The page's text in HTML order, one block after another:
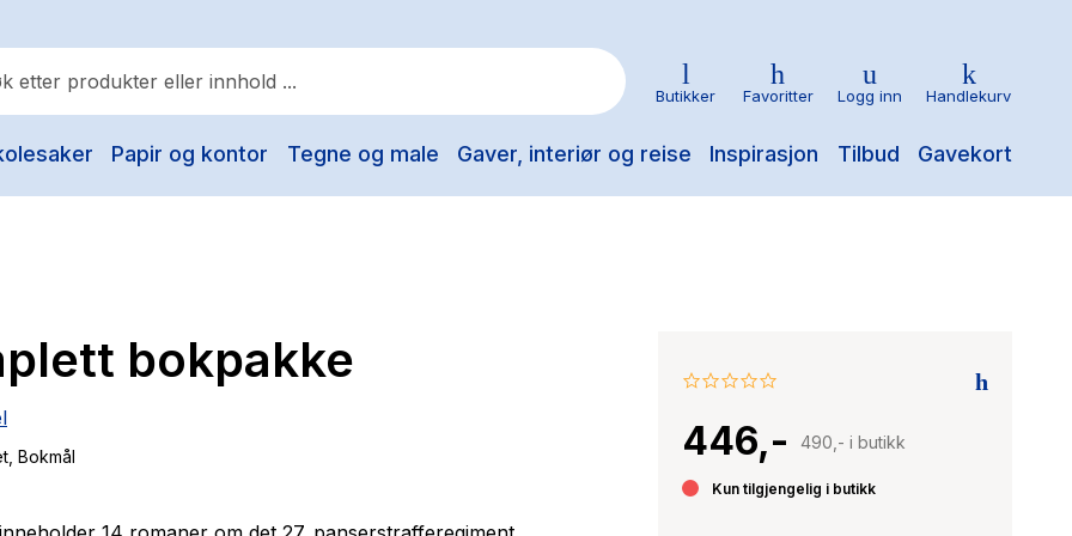
Papir og kontor Tegne og male Gaver, interiør og reise Inspirasjon Tilbud Gavekort
søk
Strout
Housemaid
Butikker Favoritter Logg inn Handlekurv
bokpakke
, Bokmål
0.0
rating
446,- 490,- i butikk
Kun tilgjengelig i butikk